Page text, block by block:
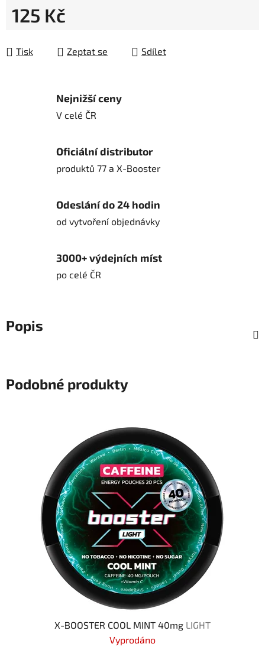
125 Kč
Tisk
Zeptat se Sdílet
Nejnižší ceny
V celé ČR
Oficiální distributor
produktů 77 a X-Booster
Odeslání do 24 hodin
od vytvoření objednávky
3000+ výdejních míst
po celé ČR
Popis
Podobné produkty
X-BOOSTER COOL MINT 40mg LIGHT
Vyprodáno